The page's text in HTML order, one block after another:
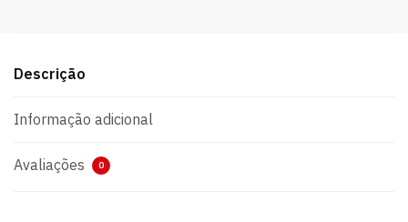
Descrição
Informação adicional
Avaliações 0